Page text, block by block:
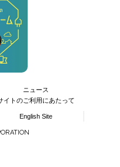
ニュース
イトのご利用にあたって
English Site